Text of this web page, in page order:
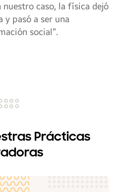
nuestro caso, la física dejó
y pasó a ser una
social”.
Prácticas